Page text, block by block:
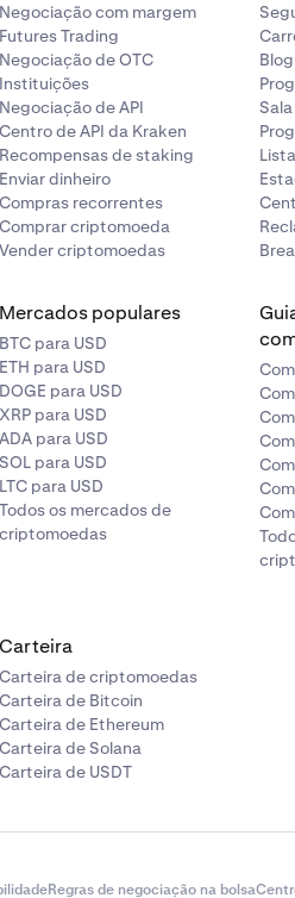
Negociação com margem
Futures Trading
Negociação de OTC
Instituições
Negociação de API
Centro de API da Kraken
Recompensas de staking
Enviar dinheiro
Compras recorrentes
Comprar criptomoeda
Vender criptomoedas
Mercados populares
BTC para USD
ETH para USD
DOGE para USD
XRP para USD
ADA para USD
SOL para USD
LTC para USD
Todos os mercados de
criptomoedas
Carteira
Carteira de criptomoedas
Carteira de Bitcoin
Carteira de Ethereum
Carteira de Solana
Carteira de USDT
Regras de negociação na bolsa